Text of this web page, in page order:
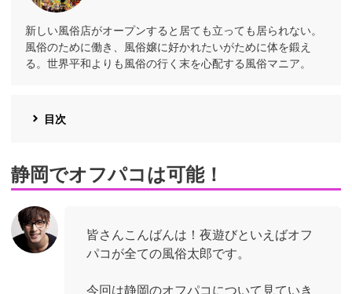
新しい風俗店がオープンすると居ても立っても居られない。
風俗のために働き、風俗嬢に好かれたいがために体を鍛え
る。世界平和よりも風俗の行く末を心配する風俗マニア。
目次
静岡でオフパコは可能！
皆さんこんばんは！夜遊びといえばオフ
パコが全ての風俗太郎です。
今回は静岡のオフパコについて見ていき